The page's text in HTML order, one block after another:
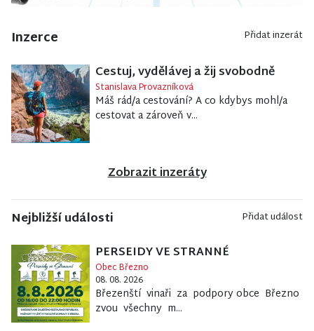
Inzerce Přidat inzerát
Cestuj, vydělávej a žij svobodně
Stanislava Provazníková
Máš rád/a cestování? A co kdybys mohl/a
cestovat a zároveň v...
Zobrazit inzeráty
Nejbližší události Přidat událost
PERSEIDY VE STRANNÉ
Obec Březno
08. 08. 2026
Březenští vinaři za podpory obce Březno
zvou všechny m...